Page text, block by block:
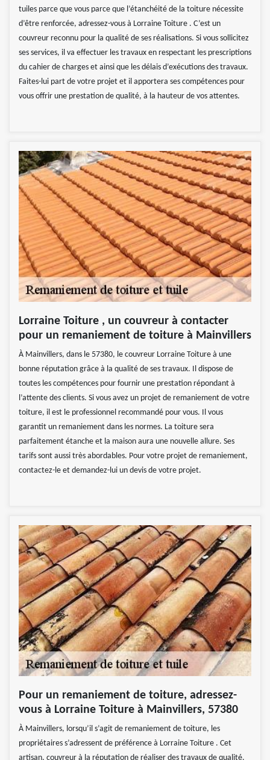
tuiles parce que vous parce que l’étanchéité de la toiture nécessite
d’être renforcée, adressez-vous à Lorraine Toiture . C’est un
couvreur reconnu pour la qualité de ses réalisations. Si vous sollicitez
ses services, il va effectuer les travaux en respectant les prescriptions
du cahier de charges et ainsi que les délais d’exécutions des travaux.
Faites-lui part de votre projet et il apportera ses compétences pour
vous offrir une prestation de qualité, à la hauteur de vos attentes.
Lorraine Toiture , un couvreur à contacter
pour un remaniement de toiture à Mainvillers
À Mainvillers, dans le 57380, le couvreur Lorraine Toiture à une
bonne réputation grâce à la qualité de ses travaux. Il dispose de
toutes les compétences pour fournir une prestation répondant à
l’attente des clients. Si vous avez un projet de remaniement de votre
toiture, il est le professionnel recommandé pour vous. Il vous
garantit un remaniement dans les normes. La toiture sera
parfaitement étanche et la maison aura une nouvelle allure. Ses
tarifs sont aussi très abordables. Pour votre projet de remaniement,
contactez-le et demandez-lui un devis de votre projet.
Pour un remaniement de toiture, adressez-
vous à Lorraine Toiture à Mainvillers, 57380
À Mainvillers, lorsqu’il s’agit de remaniement de toiture, les
propriétaires s’adressent de préférence à Lorraine Toiture . Cet
artisan, couvreur à la réputation de réaliser des travaux de qualité.